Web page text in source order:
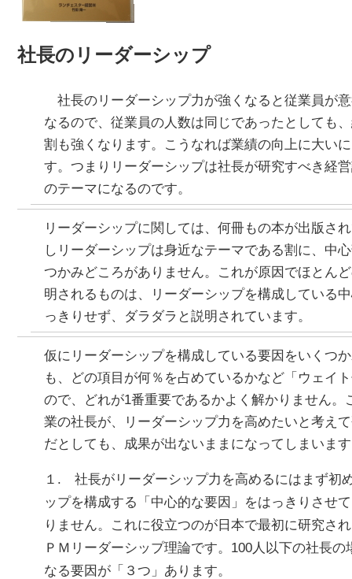
社長のリーダーシップ
社長のリーダーシップ力が強くなると従業員が
なるので、従業員の人数は同じであったとしても
割も強くなります。こうなれば業績の向上に大い
す。つまりリーダーシップは社長が研究すべき経
のテーマになるのです。
リーダーシップに関しては、何冊もの本が出版さ
しリーダーシップは身近なテーマである割に、中
つかみどころがありません。これが原因でほとん
明されるものは、リーダーシップを構成している
っきりせず、ダラダラと説明されています。
仮にリーダーシップを構成している要因をいくつ
も、どの項目が何％を占めているかなど「ウェイ
ので、どれが1番重要であるかよく解かりません。
業の社長が、リーダーシップ力を高めたいと考え
だとしても、成果が出ないままになってしまいま
１. 社長がリーダーシップ力を高めるにはまず初
ップを構成する「中心的な要因」をはっきりさせ
りません。これに役立つのが日本で最初に研究さ
ＰＭリーダーシップ理論です。100人以下の社長の
なる要因が「３つ」あります。